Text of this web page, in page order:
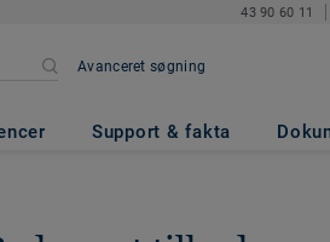
43 90 60 11
Avanceret søgning
Support & fakta